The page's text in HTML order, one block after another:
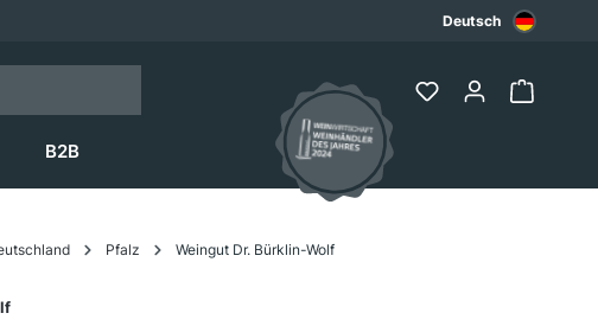
Deutsch
B2B
Pfalz Weingut Dr. Bürklin-Wolf